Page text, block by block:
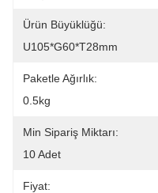
Ürün Büyüklüğü:
U105*G60*T28mm
Paketle Ağırlık:
0.5kg
Min Sipariş Miktarı:
10 Adet
Fiyat: